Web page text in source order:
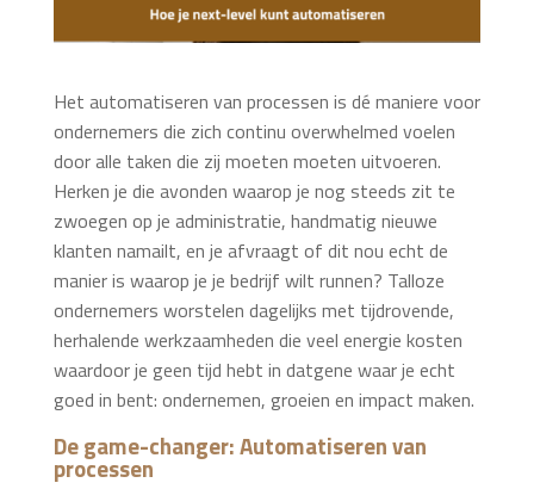
Het automatiseren van processen is dé maniere voor
ondernemers die zich continu overwhelmed voelen
door alle taken die zij moeten moeten uitvoeren.
Herken je die avonden waarop je nog steeds zit te
zwoegen op je administratie, handmatig nieuwe
klanten namailt, en je afvraagt of dit nou echt de
manier is waarop je je bedrijf wilt runnen? Talloze
ondernemers worstelen dagelijks met tijdrovende,
herhalende werkzaamheden die veel energie kosten
waardoor je geen tijd hebt in datgene waar je echt
goed in bent: ondernemen, groeien en impact maken.
De game-changer: Automatiseren van
processen